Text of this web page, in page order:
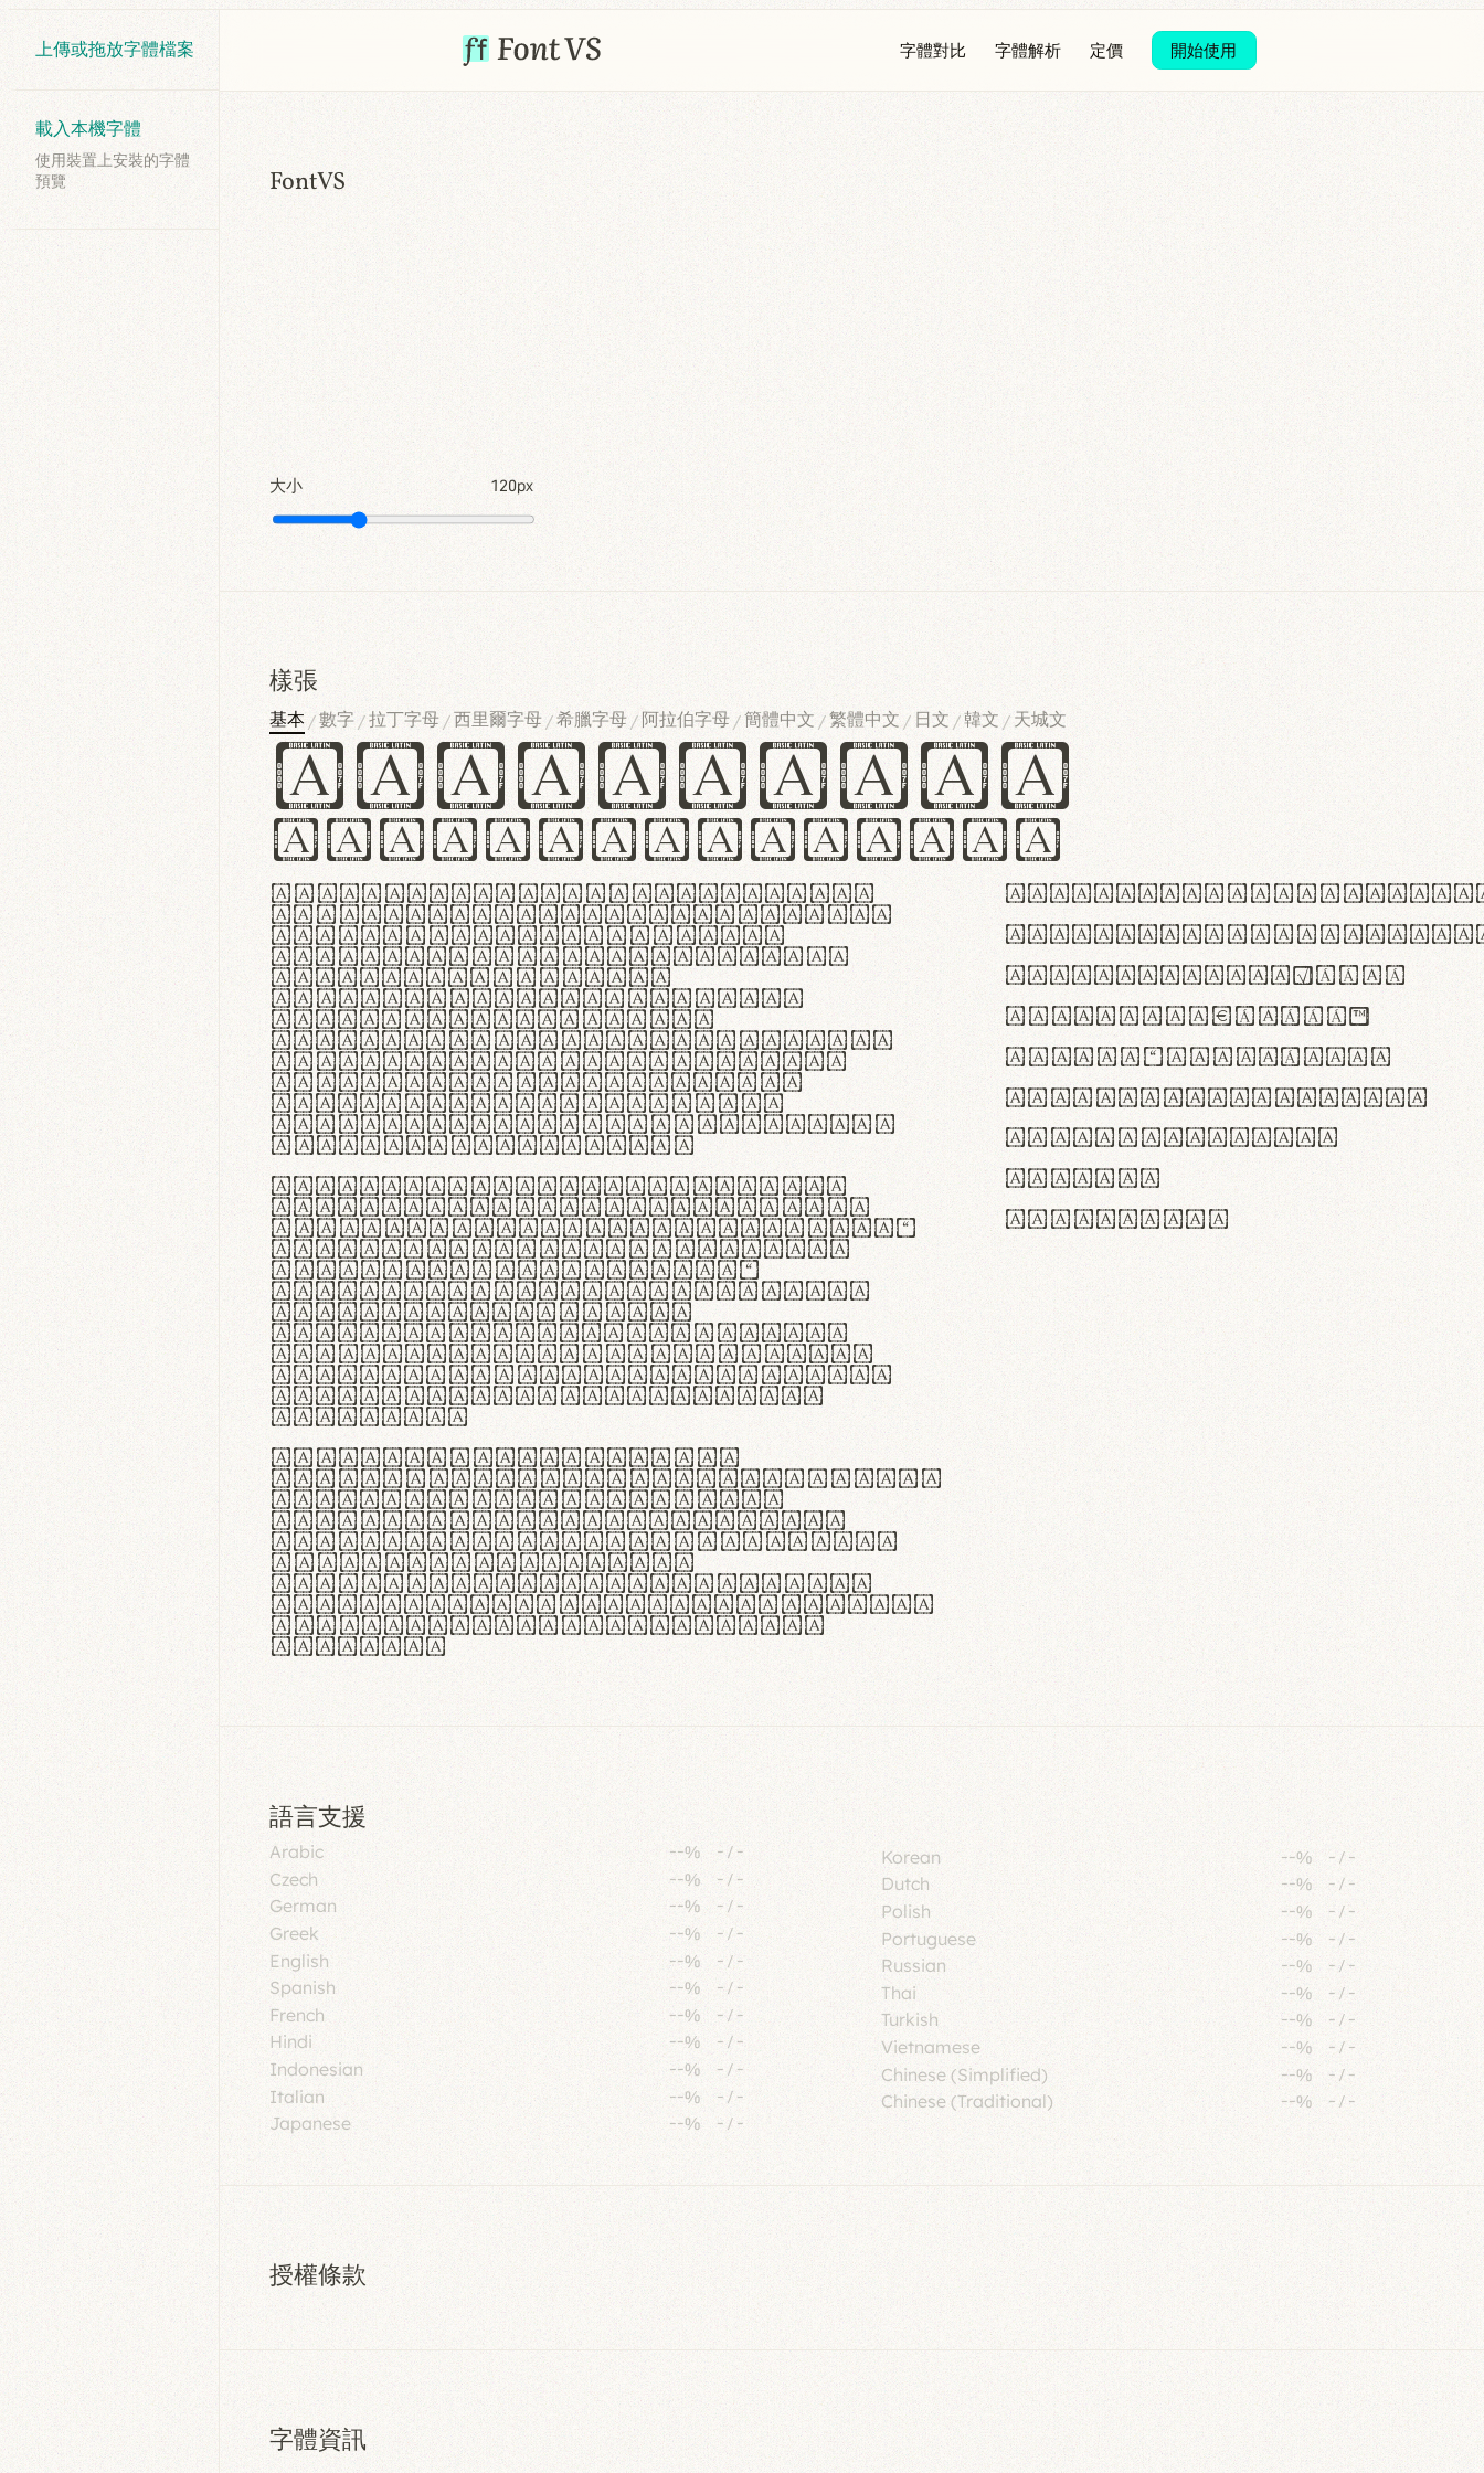
上傳或拖放字體檔案
載入本機字體
使用裝置上安裝的字體
預覽
字體對比 字體解析 定價 開始使用
FontVS
大小 120px
樣張
基本 /數字 /拉丁字母 /西里爾字母 /希臘字母 / 阿拉伯字母 /簡體中文 /繁體中文 / 日文 /韓文 / 天城文
Handgloves
Hamburgefontsiv
Lorem ipsum dolor sit amet,
consectetur adipiscing elit.
Handgloves ergonomia et
proteccio manus praestant,
texturae molles et
flexibilitas singulares.
Suspendisse potenti.
Vestibulum ante ipsum primis
in faucibus orci luctus et
ultrices posuere cubilia
curae; Praesent commodo
hendrerit diam, non vehicula
justo interdum vel.
Quisque nec purus lacinia,
fabrica gantuum artisanalis
meminit, ubi materia selecta—
sicut lana merino, butyrum
nappa, vel synthetics—
praecisione assuuntur. Duis
aute irure dolor in
reprehenderit in voluptate
velit esse cillum dolore eu
fugiat nulla pariatur. Fusce
id velit ut lectus varius
faucibus.
In thermoregulatione,
handgloves microfibra innovans
aut insulatione polaris
utuntur. Curabitur pretium
tincidunt lacus, non laoreet
lorem tempor vitae.
Pellentesque habitant morbi
tristique senectus et netus et
malesuada fames ac turpis
egestas.
#0123456789%+−×÷=±
<>()[]{}|€£$¥©®™
,.!?:;…~^*'"°&@/\
rn m cl d cj g vv w
Il1 Oo0 dbqp 8B
CO eoca
fontvs.com
語言支援
Arabic --% - / -
Czech
--% - / -
German
--% - / -
Greek
--% - /-
English
--% - / -
Spanish
--% -/ -
French
--% -/ -
Hindi
--% - / -
Indonesian
--% - / -
Italian
--% - / -
Japanese
--% - / -
Korean --% - / -
Dutch
--% - / -
Polish
--% - / -
Portuguese
--% - / -
Russian
--% -/ -
Thai
--% - / -
Turkish
--% - / -
Vietnamese
--% - / -
Chinese (Simplified)
--% - / -
Chinese (Traditional)
--% - / -
授權條款
字體資訊